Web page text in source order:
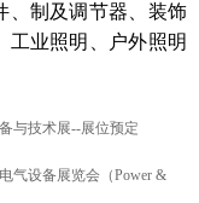
、制及调节器、装饰
工业照明、户外照明
与技术展--展位预定
气设备展览会（Power &